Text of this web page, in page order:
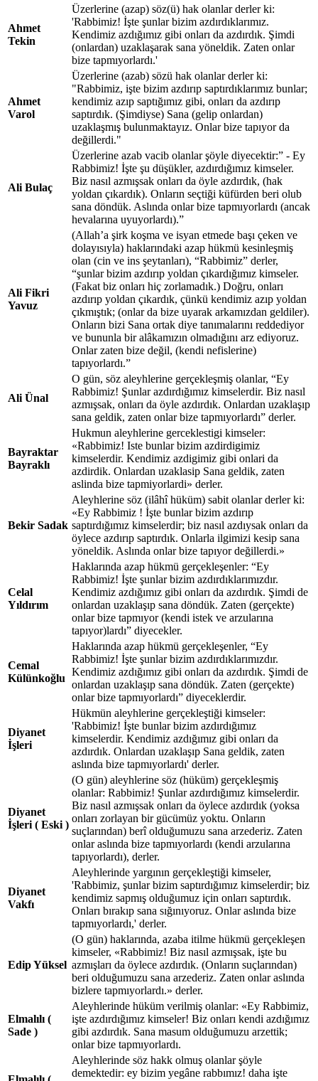
Ahmet
Tekin
Üzerlerine (azap) söz(ü) hak olanlar derler ki:
'Rabbimiz! İşte şunlar bizim azdırdıklarımız.
Kendimiz azdığımız gibi onları da azdırdık. Şimdi
(onlardan) uzaklaşarak sana yöneldik. Zaten onlar
bize tapmıyorlardı.'
Ahmet
Varol
Üzerlerine (azab) sözü hak olanlar derler ki:
"Rabbimiz, işte bizim azdırıp saptırdıklarımız bunlar;
kendimiz azıp saptığımız gibi, onları da azdırıp
saptırdık. (Şimdiyse) Sana (gelip onlardan)
uzaklaşmış bulunmaktayız. Onlar bize tapıyor da
değillerdi."
Ali Bulaç
Üzerlerine azab vacib olanlar şöyle diyecektir:” - Ey
Rabbimiz! İşte şu düşükler, azdırdığımız kimseler.
Biz nasıl azmışsak onları da öyle azdırdık, (hak
yoldan çıkardık). Onların seçtiği küfürden beri olub
sana döndük. Aslında onlar bize tapmıyorlardı (ancak
hevalarına uyuyorlardı).”
Ali Fikri
Yavuz
(Allah’a şirk koşma ve isyan etmede başı çeken ve
dolayısıyla) haklarındaki azap hükmü kesinleşmiş
olan (cin ve ins şeytanları), “Rabbimiz” derler,
“şunlar bizim azdırıp yoldan çıkardığımız kimseler.
(Fakat biz onları hiç zorlamadık.) Doğru, onları
azdırıp yoldan çıkardık, çünkü kendimiz azıp yoldan
çıkmıştık; (onlar da bize uyarak arkamızdan geldiler).
Onların bizi Sana ortak diye tanımalarını reddediyor
ve bununla bir alâkamızın olmadığını arz ediyoruz.
Onlar zaten bize değil, (kendi nefislerine)
tapıyorlardı.”
Ali Ünal
O gün, söz aleyhlerine gerçekleşmiş olanlar, “Ey
Rabbimiz! Şunlar azdırdığımız kimselerdir. Biz nasıl
azmışsak, onları da öyle azdırdık. Onlardan uzaklaşıp
sana geldik, zaten onlar bize tapmıyorlardı” derler.
Bayraktar
Bayraklı
Hukmun aleyhlerine gerceklestigi kimseler:
«Rabbimiz! Iste bunlar bizim azdirdigimiz
kimselerdir. Kendimiz azdigimiz gibi onlari da
azdirdik. Onlardan uzaklasip Sana geldik, zaten
aslinda bize tapmiyorlardi» derler.
Bekir Sadak
Aleyhlerine söz (ilâhî hüküm) sabit olanlar derler ki:
«Ey Rabbimiz ! İşte bunlar bizim azdırıp
saptırdığımız kimselerdir; biz nasıl azdıysak onları da
öylece azdırıp saptırdık. Onlarla ilgimizi kesip sana
yöneldik. Aslında onlar bize tapıyor değillerdi.»
Celal
Yıldırım
Haklarında azap hükmü gerçekleşenler: “Ey
Rabbimiz! İşte şunlar bizim azdırdıklarımızdır.
Kendimiz azdığımız gibi onları da azdırdık. Şimdi de
onlardan uzaklaşıp sana döndük. Zaten (gerçekte)
onlar bize tapmıyor (kendi istek ve arzularına
tapıyor)lardı” diyecekler.
Cemal
Külünkoğlu
Haklarında azap hükmü gerçekleşenler, “Ey
Rabbimiz! İşte şunlar bizim azdırdıklarımızdır.
Kendimiz azdığımız gibi onları da azdırdık. Şimdi de
onlardan uzaklaşıp sana döndük. Zaten (gerçekte)
onlar bize tapmıyorlardı” diyeceklerdir.
Diyanet
İşleri
Hükmün aleyhlerine gerçekleştiği kimseler:
'Rabbimiz! İşte bunlar bizim azdırdığımız
kimselerdir. Kendimiz azdığımız gibi onları da
azdırdık. Onlardan uzaklaşıp Sana geldik, zaten
aslında bize tapmıyorlardı' derler.
Diyanet
İşleri ( Eski )
(O gün) aleyhlerine söz (hüküm) gerçekleşmiş
olanlar: Rabbimiz! Şunlar azdırdığımız kimselerdir.
Biz nasıl azmışsak onları da öylece azdırdık (yoksa
onları zorlayan bir gücümüz yoktu. Onların
suçlarından) berî olduğumuzu sana arzederiz. Zaten
onlar aslında bize tapmıyorlardı (kendi arzularına
tapıyorlardı), derler.
Diyanet
Vakfı
Aleyhlerinde yargının gerçekleştiği kimseler,
'Rabbimiz, şunlar bizim saptırdığımız kimselerdir; biz
kendimiz sapmış olduğumuz için onları saptırdık.
Onları bırakıp sana sığınıyoruz. Onlar aslında bize
tapmıyorlardı,' derler.
Edip Yüksel
(O gün) haklarında, azaba itilme hükmü gerçekleşen
kimseler, «Rabbimiz! Biz nasıl azmışsak, işte bu
azmışları da öylece azdırdık. (Onların suçlarından)
beri olduğumuzu sana arzederiz. Zaten onlar aslında
bizlere tapmıyorlardı.» derler.
Elmalılı (
Sade )
Aleyhlerinde hüküm verilmiş olanlar: «Ey Rabbimiz,
işte azdırdığımız kimseler! Biz onları kendi azdığımız
gibi azdırdık. Sana masum olduğumuzu arzettik;
onlar bize tapmıyorlardı.
Aleyhlerinde söz hakk olmuş olanlar şöyle
demektedir: ey bizim yegâne rabbımız! daha işte